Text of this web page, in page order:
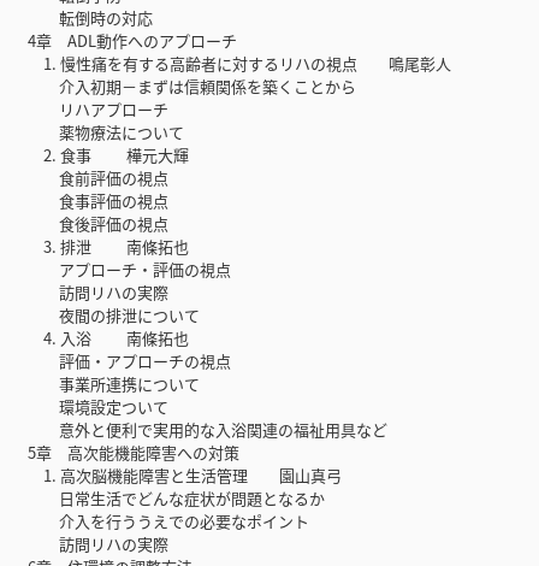
転倒時の対応
4章 ADL動作へのアプローチ
1. 慢性痛を有する高齢者に対するリハの視点 鳴尾彰人
介入初期－まずは信頼関係を築くことから
リハアプローチ
薬物療法について
2. 食事 樺元大輝
食前評価の視点
食事評価の視点
食後評価の視点
3. 排泄 南條拓也
アプローチ・評価の視点
訪問リハの実際
夜間の排泄について
4. 入浴 南條拓也
評価・アプローチの視点
事業所連携について
環境設定ついて
意外と便利で実用的な入浴関連の福祉用具など
5章 高次能機能障害への対策
1. 高次脳機能障害と生活管理 園山真弓
日常生活でどんな症状が問題となるか
介入を行ううえでの必要なポイント
訪問リハの実際